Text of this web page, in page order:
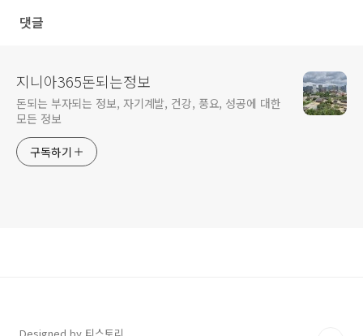
댓글
지니아365돈되는정보
돈되는 부자되는 정보, 자기계발, 건강, 풍요, 성공에 대한
모든 정보
구독하기